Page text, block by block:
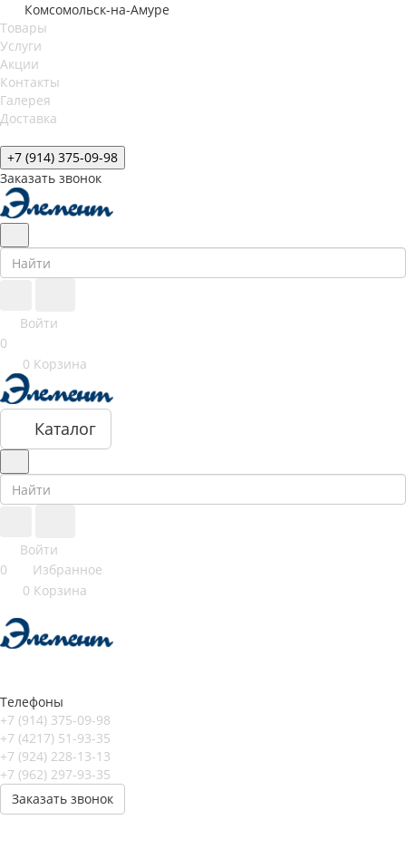
Комсомольск-на-Амуре
Товары
Услуги
Акции
Контакты
Галерея
Доставка
+7 (914) 375-09-98
Заказать звонок
Войти
0
0 Корзина
Каталог
Войти
0
Избранное
0 Корзина
Телефоны
+7 (914) 375-09-98
+7 (4217) 51-93-35
+7 (924) 228-13-13
+7 (962) 297-93-35
Заказать звонок